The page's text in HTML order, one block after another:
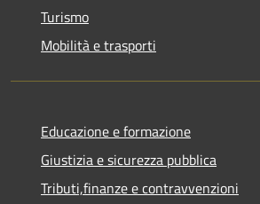
Turismo
Mobilità e trasporti
Educazione e formazione
Giustizia e sicurezza pubblica
Tributi,finanze e contravvenzioni